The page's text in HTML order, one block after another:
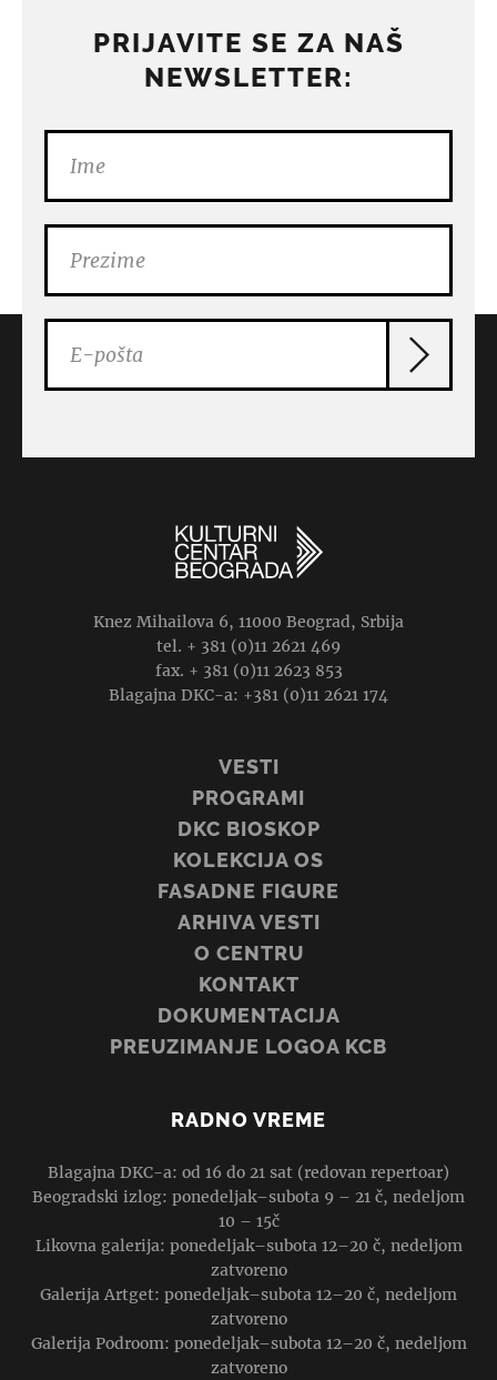
PRIJAVITE SE ZA NAŠ
NEWSLETTER:
Knez Mihailova 6, 11000 Beograd, Srbija
tel. + 381 (0)11 2621 469
fax. + 381 (0)11 2623 853
Blagajna DKC-a: +381 (0)11 2621 174
VESTI
PROGRAMI
DKC BIOSKOP
KOLEKCIJA OS
FASADNE FIGURE
ARHIVA VESTI
O CENTRU
KONTAKT
DOKUMENTACIJA
PREUZIMANJE LOGOA KCB
RADNO VREME
Blagajna DKC-a: od 16 do 21 sat (redovan repertoar)
Beogradski izlog: ponedeljak–subota 9 – 21 č, nedeljom
10 – 15č
Likovna galerija: ponedeljak–subota 12–20 č, nedeljom
zatvoreno
Galerija Artget: ponedeljak–subota 12–20 č, nedeljom
zatvoreno
Galerija Podroom: ponedeljak–subota 12–20 č, nedeljom
zatvoreno